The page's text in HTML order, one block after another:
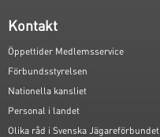
Kontakt
Öppettider Medlemsservice
Förbundsstyrelsen
Nationella kansliet
Personal i landet
Olika råd i Svenska Jägareförbundet